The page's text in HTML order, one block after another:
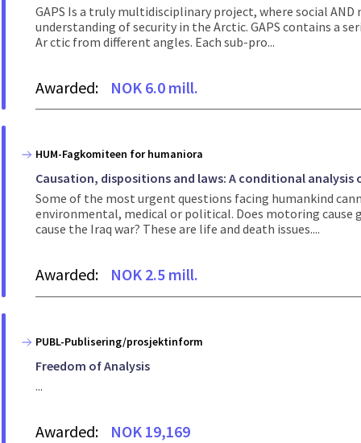
GAPS Is a truly multidisciplinary project, where social
understanding of security in the Arctic. GAPS contains a
Ar ctic from different angles. Each sub-pro...
Awarded: NOK 6.0 mill.
HUM-Fagkomiteen for humaniora
Causation, dispositions and laws: A conditional analysis
Some of the most urgent questions facing humankind
environmental, medical or political. Does motoring cause
cause the Iraq war? These are life and death issues....
Awarded: NOK 2.5 mill.
PUBL-Publisering/prosjektinform
Freedom of Analysis
...
Awarded: NOK 19,169